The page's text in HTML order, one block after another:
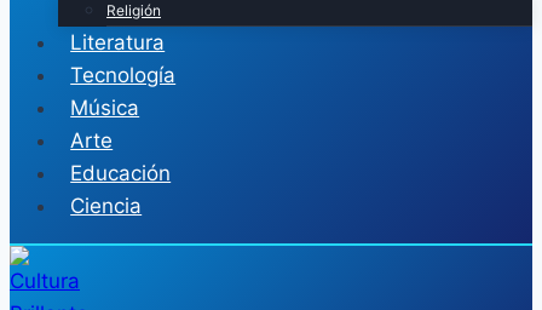
Religión
Literatura
Tecnología
Música
Arte
Educación
Ciencia